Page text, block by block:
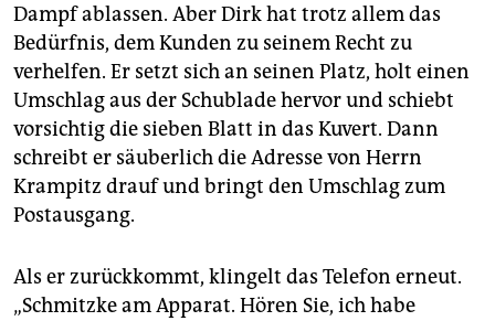
Dampf ablassen. Aber Dirk hat trotz allem das
Bedürfnis, dem Kunden zu seinem Recht zu
verhelfen. Er setzt sich an seinen Platz, holt einen
Umschlag aus der Schublade hervor und schiebt
vorsichtig die sieben Blatt in das Kuvert. Dann
schreibt er säuberlich die Adresse von Herrn
Krampitz drauf und bringt den Umschlag zum
Postausgang.
Als er zurückkommt, klingelt das Telefon erneut.
„Schmitzke am Apparat. Hören Sie, ich habe